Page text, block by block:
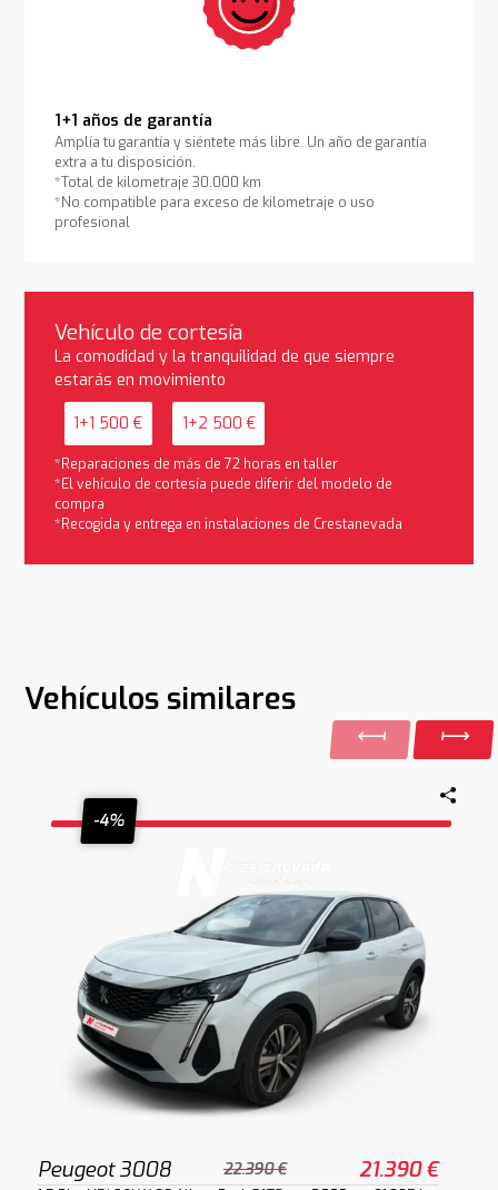
1+1 años de garantía
Amplía tu garantía y siéntete más libre. Un año de garantía
extra a tu disposición.
*Total de kilometraje 30.000 km
*No compatible para exceso de kilometraje o uso
profesional
Vehículo de cortesía
La comodidad y la tranquilidad de que siempre
estarás en movimiento
1+1 500 € 1+2 500 €
*Reparaciones de más de 72 horas en taller
*El vehículo de cortesía puede diferir del modelo de
compra
*Recogida y entrega en instalaciones de Crestanevada
Vehículos similares
-4%
Peugeot 3008 22.390 € 21.390 €